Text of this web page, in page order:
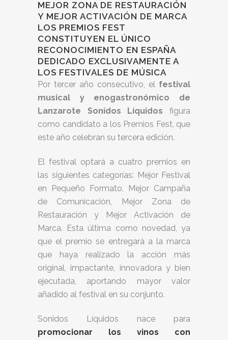
MEJOR ZONA DE RESTAURACIÓN
Y MEJOR ACTIVACIÓN DE MARCA
LOS PREMIOS FEST
CONSTITUYEN EL ÚNICO
RECONOCIMIENTO EN ESPAÑA
DEDICADO EXCLUSIVAMENTE A
LOS FESTIVALES DE MÚSICA
Por tercer año consecutivo, el festival
musical y enogastronómico de
Lanzarote Sonidos Líquidos figura
como candidato a los Premios Fest, que
este año celebran su tercera edición.
El festival optará a cuatro premios en
las siguientes categorías: Mejor Festival
en Pequeño Formato, Mejor Campaña
de Comunicación, Mejor Zona de
Restauración y Mejor Activación de
Marca. Esta última como novedad, ya
que el premio se entregará a la marca
que haya realizado la acción más
original, impactante, innovadora y bien
ejecutada, aportando mayor valor
añadido al festival en su conjunto.
Sonidos Líquidos nace para
promocionar los vinos con